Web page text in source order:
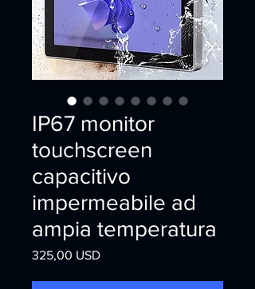
IP67 monitor
touchscreen
capacitivo
impermeabile ad
ampia temperatura
325,00 USDPrezzo